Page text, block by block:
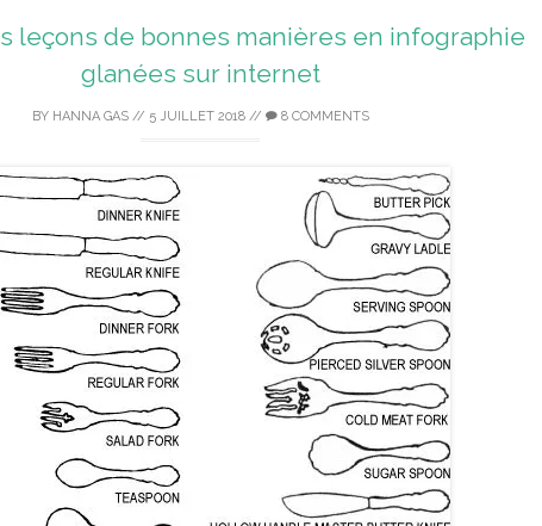
leçons de bonnes manières en infographie
glanées sur internet
BY HANNA GAS// 5 JUILLET 2018// 8 COMMENTS